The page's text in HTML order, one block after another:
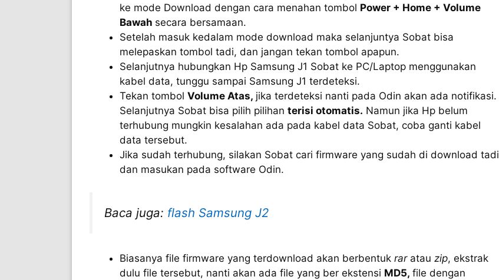
ke mode Download dengan cara menahan tombol Power + Home + Volume
Bawah secara bersamaan.
Setelah masuk kedalam mode download maka selanjuntya Sobat bisa
melepaskan tombol tadi, dan jangan tekan tombol apapun.
Selanjutnya hubungkan Hp Samsung J1 Sobat ke PC/Laptop menggunakan
kabel data, tunggu sampai Samsung J1 terdeteksi.
Tekan tombol Volume Atas, jika terdeteksi nanti pada Odin akan ada notifikasi.
Selanjutnya Sobat bisa pilih pilihan terisi otomatis. Namun jika Hp belum
terhubung mungkin kesalahan ada pada kabel data Sobat, coba ganti kabel
data tersebut.
Jika sudah terhubung, silakan Sobat cari firmware yang sudah di download tadi
dan masukan pada software Odin.
Baca juga: flash Samsung J2
Biasanya file firmware yang terdownload akan berbentuk raratau zip, ekstrak
dulu file tersebut, nanti akan ada file yang ber ekstensi MD5, file dengan